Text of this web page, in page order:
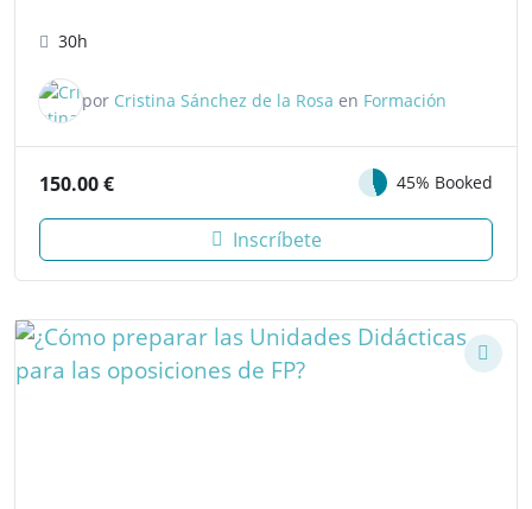
30h
por Cristina Sánchez de la Rosa en Formación
150.00€ 45% Booked
Inscríbete